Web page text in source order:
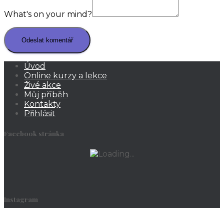
What's on your mind?
Úvod
Online kurzy a lekce
Živé akce
Můj příběh
Kontakty
Přihlásit
Facebook stránka
Instagram